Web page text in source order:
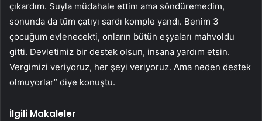
çıkardım. Suyla müdahale ettim ama söndüremedim,
sonunda da tüm çatıyı sardı komple yandı. Benim 3
çocuğum evlenecekti, onların bütün eşyaları mahvoldu
gitti. Devletimiz bir destek olsun, insana yardım etsin.
Vergimizi veriyoruz, her şeyi veriyoruz. Ama neden destek
olmuyorlar” diye konuştu.
İlgili Makaleler